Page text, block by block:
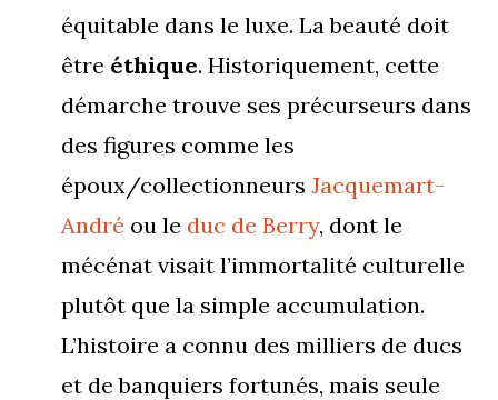
équitable dans le luxe. La beauté doit
être éthique. Historiquement, cette
démarche trouve ses précurseurs dans
des figures comme les
époux/collectionneurs Jacquemart-
André ou le duc de Berry, dont le
mécénat visait l’immortalité culturelle
plutôt que la simple accumulation.
L’histoire a connu des milliers de ducs
et de banquiers fortunés, mais seule